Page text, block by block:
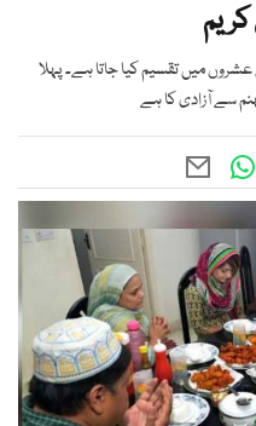
میں تقسیم کیا جاتا ہے۔ پہلا
سے آزادی کا ہے